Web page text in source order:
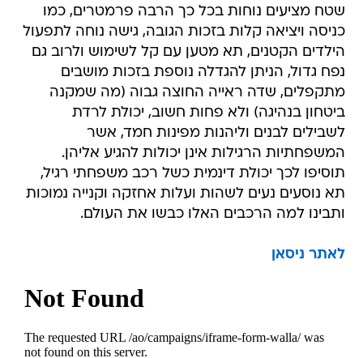
שטח מציעים נוחות בכל כך הרבה פרמטרים, כמו
כניסה ויציאה קלות בזכות הגובה, גישה נוחה לתפעול
הילדים הקטנים, תא מטען עם קל לשימוש ולרוב גם
נפח גדול, הניתן להגדלה נוספת בזכות מושבים
מתקפלים, שדה ראייה החוצה גבוה (מה שמקנה
ביטחון בנהיגה) ולא פחות חשוב, יכולת לרדת
לשבילים לבנים וליהנות מפינות חמד, אשר
המשפחתיות הרגילות אינן יכולות להגיע אליהן.
תוסיפו לכך יכולת דינמית כשל רכב משפחתי רגיל,
תא נוסעים נעים לשהות ועלות אחזקה וקנייה נמוכות
ותבינו למה הרכבים האלו כבשו את העולם.
לאתר ניסאן